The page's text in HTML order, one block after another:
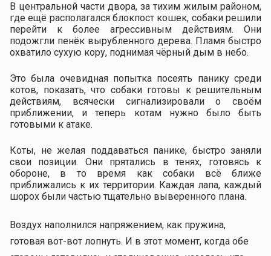
В центральной части двора, за тихим жилым районом,
где ещё располагался блокпост кошек, собаки решили
перейти к более агрессивным действиям. Они
подожгли пенёк вырубленного дерева. Пламя быстро
охватило сухую кору, поднимая чёрный дым в небо.
Это была очевидная попытка посеять панику среди
котов, показать, что собаки готовы к решительным
действиям, всячески сигнализировали о своём
приближении, и теперь котам нужно было быть
готовыми к атаке.
Коты, не желая поддаваться панике, быстро заняли
свои позиции. Они прятались в тенях, готовясь к
обороне, в то время как собаки всё ближе
приближались к их территории. Каждая лапа, каждый
шорох были частью тщательно выверенного плана.
Воздух наполнился напряжением, как пружина,
готовая вот-вот лопнуть. И в этот момент, когда обе